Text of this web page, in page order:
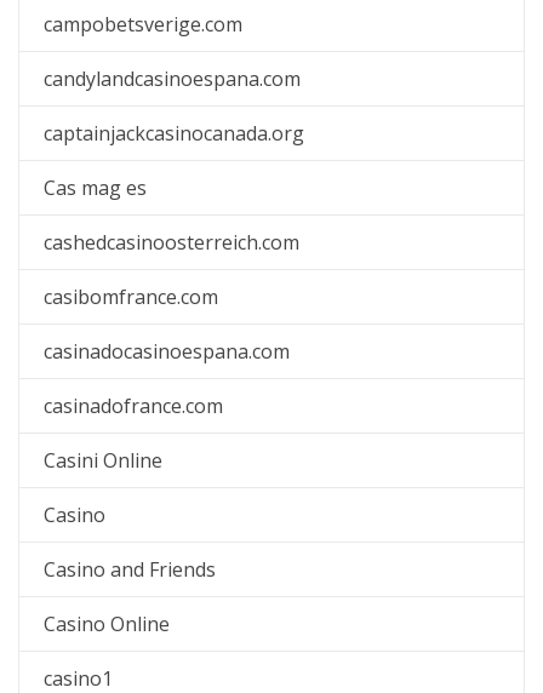
campobetsverige.com
candylandcasinoespana.com
captainjackcasinocanada.org
Cas mag es
cashedcasinoosterreich.com
casibomfrance.com
casinadocasinoespana.com
casinadofrance.com
Casini Online
Casino
Casino and Friends
Casino Online
casino1